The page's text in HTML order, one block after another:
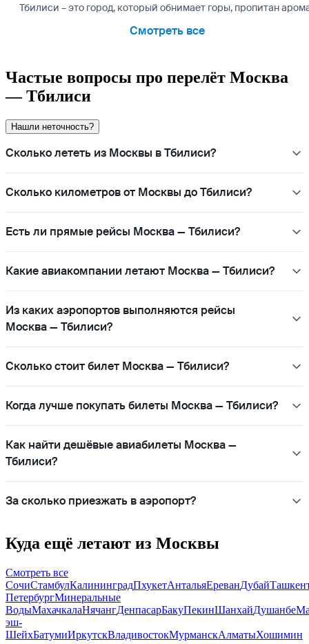
Тбилиси – это город, который обнимает горы, пропитан
Смотреть все
Частые вопросы про перелёт Москва
— Тбилиси
Нашли неточность?
Сколько лететь из Москвы в Тбилиси?
Сколько километров от Москвы до Тбилиси?
Есть ли прямые рейсы Москва — Тбилиси?
Какие авиакомпании летают Москва — Тбилиси?
Из каких аэропортов выполняются рейсы
Москва — Тбилиси?
Сколько стоит билет Москва — Тбилиси?
Когда лучше покупать билеты Москва — Тбилиси?
Как найти дешёвые авиабилеты Москва —
Тбилиси?
За сколько приезжать в аэропорт?
Куда ещё летают из Москвы
Смотреть все
СочиСтамбулКалининградПхукетАнтальяЕреванДубай
ПетербургМинеральные
ВодыМахачкалаНячангДенпасарБакуПекинШанхайДушанбе
эш-
ШейхБатумиИркутскВладивостокМурманскАлматыХошимин